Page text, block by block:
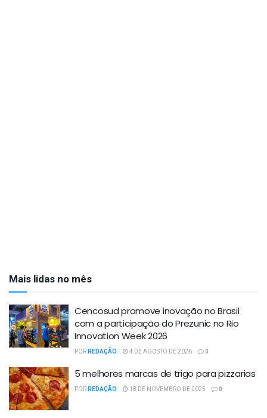
Mais lidas no mês
Cencosud promove inovação no Brasil
com a participação do Prezunic no Rio
Innovation Week 2026
PORREDAÇÃO 4 DE AGOSTO DE 2026 0
5 melhores marcas de trigo para pizzarias
PORREDAÇÃO 18 DE NOVEMBRO DE 2025 0